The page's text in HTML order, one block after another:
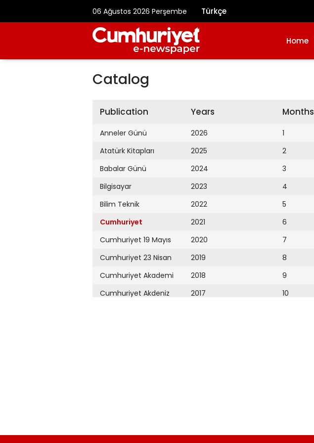
06 Ağustos 2026 Perşembe Türkçe
Home
Catalog
Publication
Anneler Günü
Atatürk Kitapları
Babalar Günü
Bilgisayar
Bilim Teknik
Cumhuriyet
Cumhuriyet 19 Mayıs
Cumhuriyet 23 Nisan
Cumhuriyet Akademi
Cumhuriyet Akdeniz
Cumhuriyet Çevre
Years
2026
2025
2024
2023
2022
2021
2020
2019
2018
2017
2009
Months
1
2
3
4
5
6
7
8
9
10